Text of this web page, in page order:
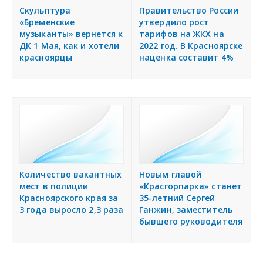
Скульптура
«Бременские
музыканты» вернется к
ДК 1 Мая, как и хотели
красноярцы
Правительство России
утвердило рост
тарифов на ЖКХ на
2022 год. В Красноярске
наценка составит 4%
Количество вакантных
мест в полиции
Красноярского края за
3 года выросло 2,3 раза
Новым главой
«Красгорпарка» станет
35-летний Сергей
Ганжин, заместитель
бывшего руководителя